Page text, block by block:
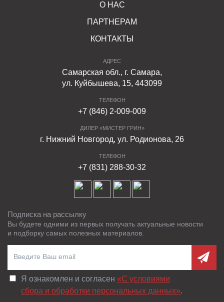
О НАС
ПАРТНЕРАМ
КОНТАКТЫ
АДРЕС
Самарская обл., г. Самара,
ул. Куйбышева, 15, 443099
ТЕЛЕФОН
+7 (846) 2-009-009
ДИЛЕР «МИСТЕР ГРИН»
г. Нижний Новгород, ул. Родионова, 26
ТЕЛЕФОН
+7 (831) 288-30-32
Подписка на рассылку
Вы будете одними из первых получать актуальные новости
и подборку самых полезных материалов.
Я ознакомлен и согласен «C условиями
сбора и обработки персональных данных».